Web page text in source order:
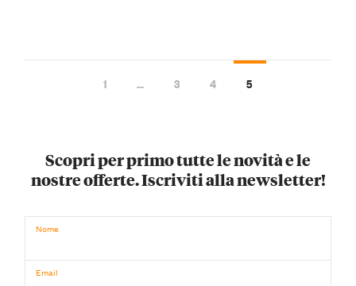
1 … 3 4 5
Scopri per primo tutte le novità e le
nostre offerte. Iscriviti alla newsletter!
Nome
Email